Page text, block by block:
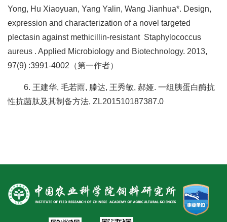
Yong, Hu Xiaoyuan, Yang Yalin, Wang Jianhua*. Design,
expression and characterization of a novel targeted
plectasin against methicillin-resistant Staphylococcus
aureus . Applied Microbiology and Biotechnology. 2013,
97(9) :3991-4002（第一作者）
6. 王建华, 毛若雨, 滕达, 王秀敏, 郝娅. 一组胰蛋白酶抗
性抗菌肽及其制备方法, ZL201510187387.0